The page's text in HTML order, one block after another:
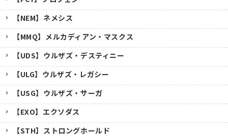
【NEM】ネメシス
【MMQ】メルカディアン・マスクス
【UDS】ウルザズ・デスティニー
【ULG】ウルザズ・レガシー
【USG】ウルザズ・サーガ
【EXO】エクソダス
【STH】ストロングホールド